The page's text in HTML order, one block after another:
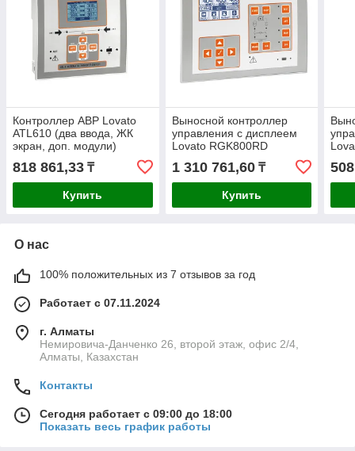
Контроллер АВР Lovato
ATL610 (два ввода, ЖК
экран, доп. модули)
818 861,33 ₸
Купить
Выносной контроллер
управления с дисплеем
Lovato RGK800RD
1 310 761,60₸
Купить
О нас
100% положительных из 7 отзывов за год
Работает с 07.11.2024
г. Алматы
Немировича-Данченко 26, второй этаж, офис 2/4,
Алматы, Казахстан
Контакты
Сегодня работает с 09:00 до 18:00
Показать весь график работы